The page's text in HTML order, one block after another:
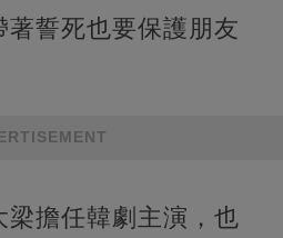
誓死也要保護朋友
擔任韓劇主演，也